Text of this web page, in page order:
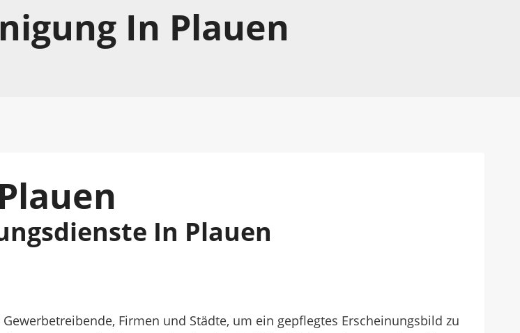
In Plauen
In Plauen
Firmen und Städte, um ein gepflegtes Erscheinungsbild zu